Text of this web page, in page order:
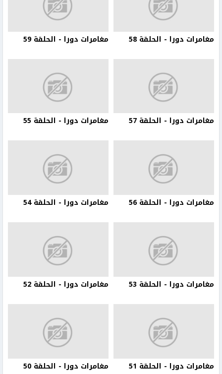
مغامرات دورا - الحلقة 58 مغامرات دورا - الحلقة 59
مغامرات دورا - الحلقة 57 مغامرات دورا - الحلقة 55
مغامرات دورا - الحلقة 56 مغامرات دورا - الحلقة 54
مغامرات دورا - الحلقة 53 مغامرات دورا - الحلقة 52
مغامرات دورا - الحلقة 51 مغامرات دورا - الحلقة 50